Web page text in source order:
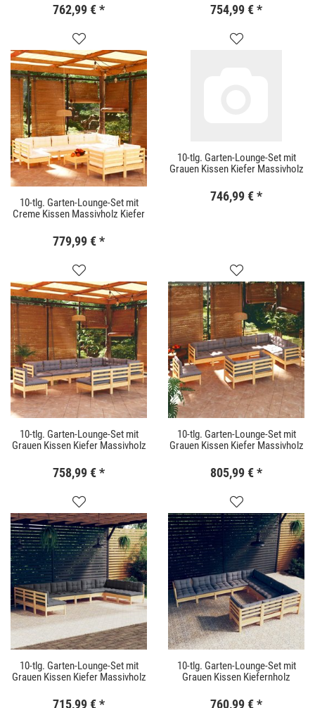
762,99 €* 754,99 €*
10-tlg. Garten-Lounge-Set mit
Creme Kissen Massivholz Kiefer
779,99 €*
10-tlg. Garten-Lounge-Set mit
Grauen Kissen Kiefer Massivholz
746,99 €*
10-tlg. Garten-Lounge-Set mit
Grauen Kissen Kiefer Massivholz
758,99 €*
10-tlg. Garten-Lounge-Set mit
Grauen Kissen Kiefer Massivholz
805,99 €*
10-tlg. Garten-Lounge-Set mit
Grauen Kissen Kiefer Massivholz
715,99 €*
10-tlg. Garten-Lounge-Set mit
Grauen Kissen Kiefernholz
760,99 €*